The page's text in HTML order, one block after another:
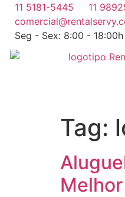
11 5181-5445
11
Seg - Sex: 8:00 - 18:00h
Tag: